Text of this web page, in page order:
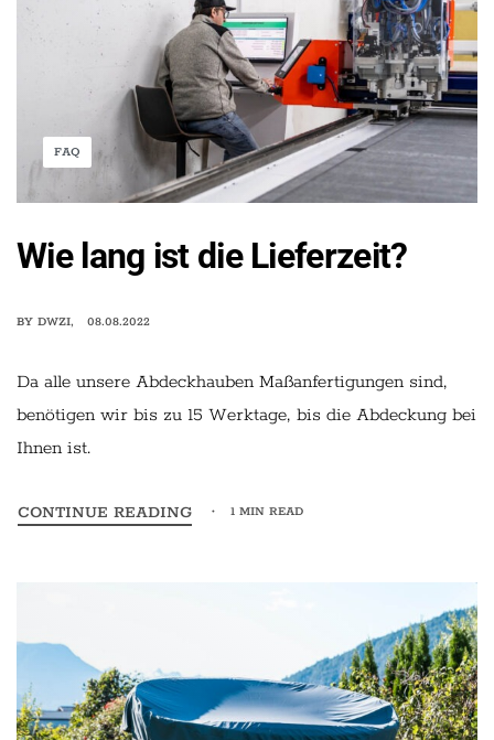
FAQ
Wie lang ist die Lieferzeit?
BY DWZI 08.08.2022
Da alle unsere Abdeckhauben Maßanfertigungen sind,
benötigen wir bis zu 15 Werktage, bis die Abdeckung bei
Ihnen ist.
CONTINUE READING 1 MIN READ